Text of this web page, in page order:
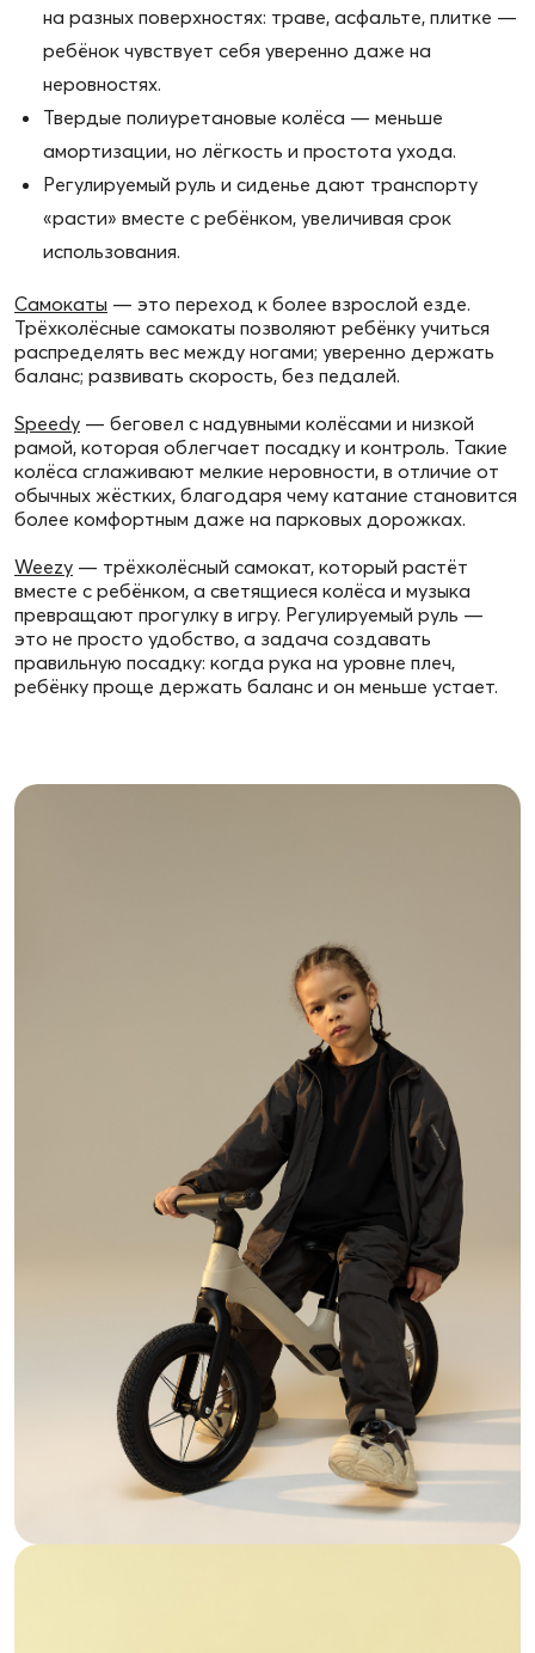
на разных поверхностях: траве, асфальте, плитке —
ребёнок чувствует себя уверенно даже на
неровностях.
Твердые полиуретановые колёса — меньше
амортизации, но лёгкость и простота ухода.
Регулируемый руль и сиденье дают транспорту
«расти» вместе с ребёнком, увеличивая срок
использования.
Самокаты — это переход к более взрослой езде.
Трёхколёсные самокаты позволяют ребёнку учиться
распределять вес между ногами; уверенно держать
баланс; развивать скорость, без педалей.
Speedy — беговел с надувными колёсами и низкой
рамой, которая облегчает посадку и контроль. Такие
колёса сглаживают мелкие неровности, в отличие от
обычных жёстких, благодаря чему катание становится
более комфортным даже на парковых дорожках.
Weezy — трёхколёсный самокат, который растёт
вместе с ребёнком, а светящиеся колёса и музыка
превращают прогулку в игру. Регулируемый руль —
это не просто удобство, а задача создавать
правильную посадку: когда рука на уровне плеч,
ребёнку проще держать баланс и он меньше устает.